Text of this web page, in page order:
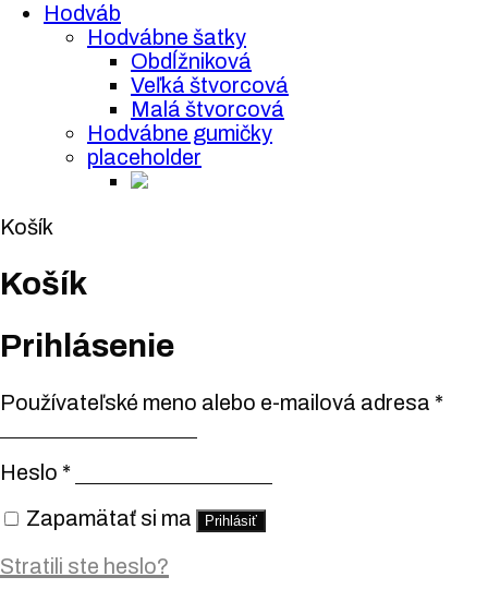
Hodváb
Hodvábne šatky
Obdĺžniková
Veľká štvorcová
Malá štvorcová
Hodvábne gumičky
placeholder
Košík
Košík
Prihlásenie
Používateľské meno alebo e-mailová adresa *
Heslo *
Zapamätať si ma
Prihlásiť
Stratili ste heslo?